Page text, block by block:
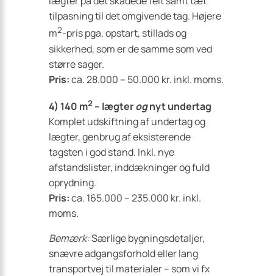
tilpasning til det omgivende tag. Højere
m2-pris pga. opstart, stillads og
sikkerhed, som er de samme som ved
større sager.
Pris:ca. 28.000 – 50.000 kr. inkl. moms.
4) 140 m2 – lægterognyt undertag
Komplet udskiftning af undertag og
lægter, genbrug af eksisterende
tagsten i god stand. Inkl. nye
afstandslister, inddækninger og fuld
oprydning.
Pris:ca. 165.000 – 235.000 kr. inkl.
moms.
Bemærk:Særlige bygningsdetaljer,
snævre adgangsforhold eller lang
transportvej til materialer – som vi fx